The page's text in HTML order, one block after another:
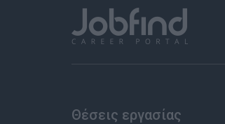
Θέσεις εργασίας